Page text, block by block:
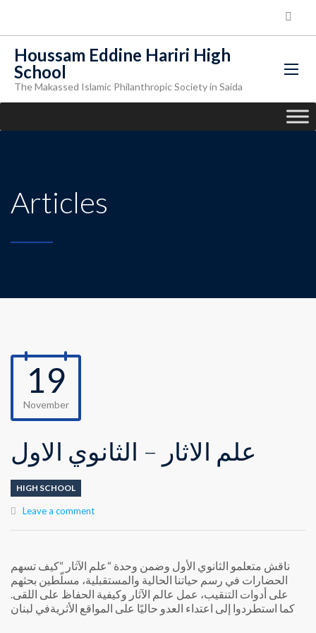
Houssam Eddine Hariri High
School
The Makassed Islamic Philanthropic Society in Saida
Articles
19
November
علم الآثار – الثانوي الأول
HIGH SCHOOL
Leave a comment
‏ناقش متعلمو الثانوي الأول وضمن وحدة “علم الآثار “كيف تسهم
الحضارات في رسم حياتنا الحالية والمستقبلية، مسلّطين بحثهم
على أدوات التنقيب، عمل عالم الآثار وكيفية الحفاظ على اللقى.
كما استطردوا إلى اعتداء العدو حاليًا على المواقع الأثريةفي لبنان